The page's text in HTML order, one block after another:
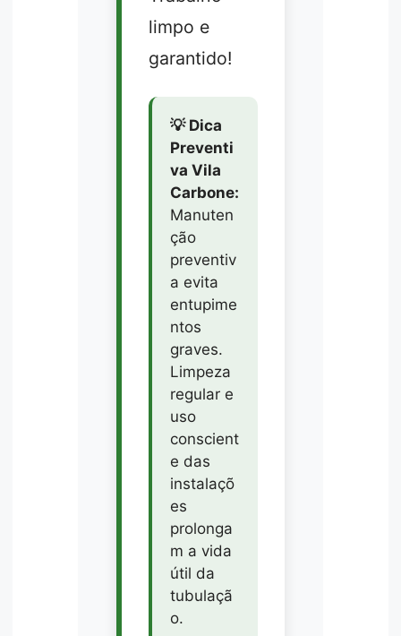
limpo e
garantido!
💡 Dica
Preventi
va Vila
Carbone:
Manuten
ção
preventiv
a evita
entupime
ntos
graves.
Limpeza
regular e
uso
conscient
e das
instalaçõ
es
prolonga
m a vida
útil da
tubulaçã
o.